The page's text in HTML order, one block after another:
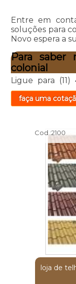
Entre em
soluções para
Novo espera a
Para saber
colonial
Ligue para
faça uma
Cod.:2100
loja de